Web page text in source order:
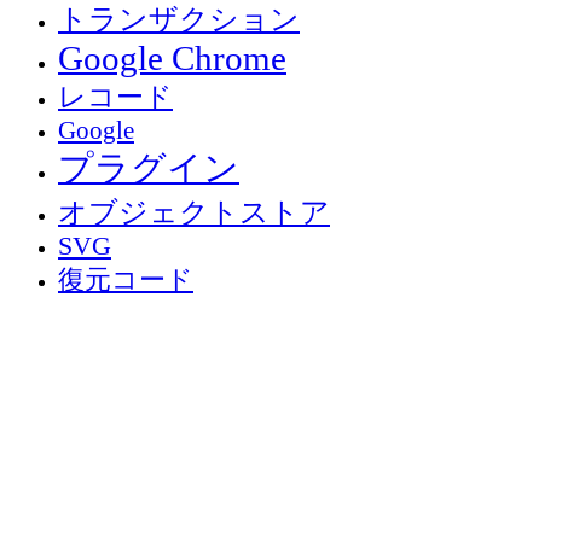
トランザクション
Google Chrome
レコード
Google
プラグイン
オブジェクトストア
SVG
復元コード